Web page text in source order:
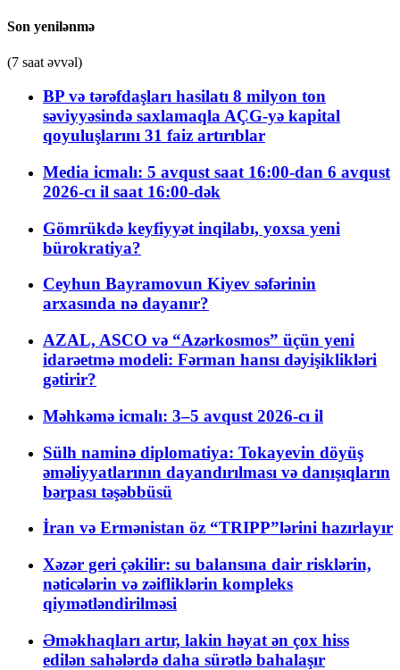
Son yenilənmə
(7 saat əvvəl)
BP və tərəfdaşları hasilatı 8 milyon ton
səviyyəsində saxlamaqla AÇG-yə kapital
qoyuluşlarını 31 faiz artırıblar
Media icmalı: 5 avqust saat 16:00-dan 6 avqust
2026-cı il saat 16:00-dək
Gömrükdə keyfiyyət inqilabı, yoxsa yeni
bürokratiya?
Ceyhun Bayramovun Kiyev səfərinin
arxasında nə dayanır?
AZAL, ASCO və “Azərkosmos” üçün yeni
idarəetmə modeli: Fərman hansı dəyişiklikləri
gətirir?
Məhkəmə icmalı: 3–5 avqust 2026-cı il
Sülh naminə diplomatiya: Tokayevin döyüş
əməliyyatlarının dayandırılması və danışıqların
bərpası təşəbbüsü
İran və Ermənistan öz “TRIPP”lərini hazırlayır
Xəzər geri çəkilir: su balansına dair risklərin,
nəticələrin və zəifliklərin kompleks
qiymətləndirilməsi
Əməkhaqları artır, lakin həyat ən çox hiss
edilən sahələrdə daha sürətlə bahalaşır